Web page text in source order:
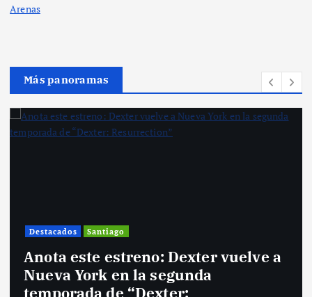
Arenas
Más panoramas
Destacados Santiago
Anota este estreno: Dexter vuelve a
Nueva York en la segunda
temporada de “Dexter: